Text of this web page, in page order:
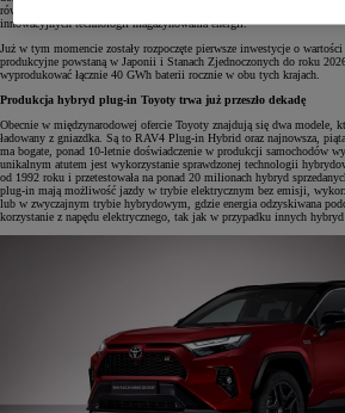
również w baterie bipolarne, testuje system wymiennych baterii do
innowacyjnych technologii magazynowania energii.
Już w tym momencie zostały rozpoczęte pierwsze inwestycje o
produkcyjne powstaną w Japonii i Stanach Zjednoczonych do roku
wyprodukować łącznie 40 GWh baterii rocznie w obu tych krajach.
Produkcja hybryd plug-in Toyoty trwa już przeszło dekadę
Obecnie w międzynarodowej ofercie Toyoty znajdują się dwa modele,
ładowany z gniazdka. Są to RAV4 Plug-in Hybrid oraz najnowsza,
ma bogate, ponad 10-letnie doświadczenie w produkcji samochodów
unikalnym atutem jest wykorzystanie sprawdzonej technologii
od 1992 roku i przetestowała na ponad 20 milionach hybryd
plug-in mają możliwość jazdy w trybie elektrycznym bez emisji,
lub w zwyczajnym trybie hybrydowym, gdzie energia odzyskiwana
korzystanie z napędu elektrycznego, tak jak w przypadku innych